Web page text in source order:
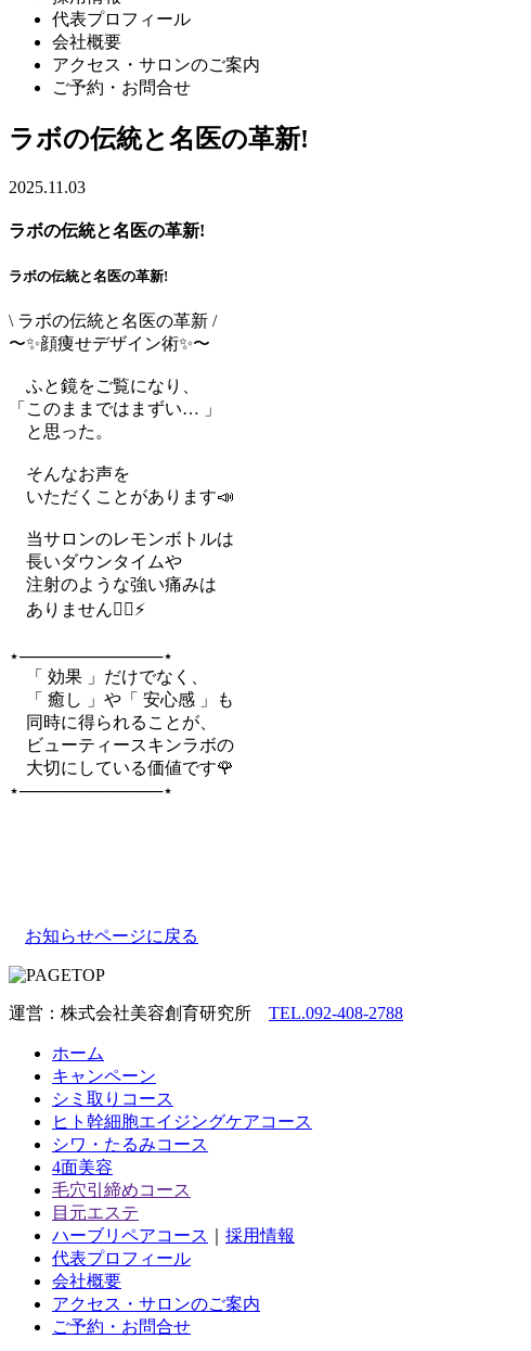
代表プロフィール
会社概要
アクセス・サロンのご案内
ご予約・お問合せ
ラボの伝統と名医の革新!
2025.11.03
ラボの伝統と名医の革新!
ラボの伝統と名医の革新!
\ ラボの伝統と名医の革新 /
〜✨顔痩せデザイン術✨〜
ふと鏡をご覧になり、
「このままではまずい… 」
と思った。
そんなお声を
いただくことがあります📣
当サロンのレモンボトルは
長いダウンタイムや
注射のような強い痛みは
ありません🙅‍♀️⚡️
⋆────────────⋆
「 効果 」だけでなく、
「 癒し 」や「 安心感 」も
同時に得られることが、
ビューティースキンラボの
大切にしている価値です🌹
⋆────────────⋆
お知らせページに戻る
運営：株式会社美容創育研究所 TEL.092-408-2788
ホーム
キャンペーン
シミ取りコース
ヒト幹細胞エイジングケアコース
シワ・たるみコース
4面美容
毛穴引締めコース
目元エステ
ハーブリペアコース
採用情報
代表プロフィール
会社概要
アクセス・サロンのご案内
ご予約・お問合せ